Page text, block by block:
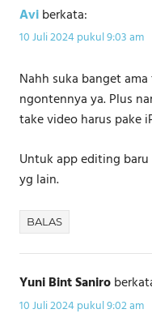
Aviberkata:
10 Juli 2024 pukul 9:03 am
Nahh suka banget
ngontennya ya. Plus
take video harus pake
Untuk app editing
yg lain.
BALAS
Yuni Bint Saniro
10 Juli 2024 pukul 9:02 am